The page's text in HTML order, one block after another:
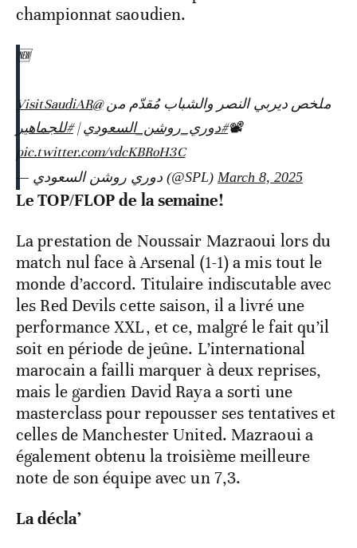
championnat saoudien.
🆕
ملخص ديربي النصر والشباب مُقدّم من@VisitSaudiAR
📽️#دوري_روشن_السعودي|#للجماهير
pic.twitter.com/vdcKBRoH3C
— دوري روشن السعودي (@SPL) March 8, 2025
Le TOP/FLOP de la semaine!
La prestation de Noussair Mazraoui lors du
match nul face à Arsenal (1-1) a mis tout le
monde d’accord. Titulaire indiscutable avec
les Red Devils cette saison, il a livré une
performance XXL, et ce, malgré le fait qu’il
soit en période de jeûne. L’international
marocain a failli marquer à deux reprises,
mais le gardien David Raya a sorti une
masterclass pour repousser ses tentatives et
celles de Manchester United. Mazraoui a
également obtenu la troisième meilleure
note de son équipe avec un 7,3.
La décla’